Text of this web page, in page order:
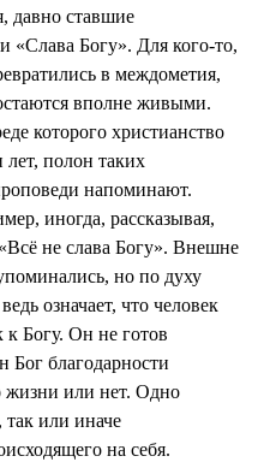
давно ставшие
Богу». Для кого-то,
в междометия,
вполне живыми.
которого христианство
лет, полон таких
напоминают.
иногда, рассказывая,
не слава Богу». Внешне
но по духу
означает, что человек
к Богу. Он не готов
Бог благодарности
жизни или нет. Одно
так или иначе
на себя.